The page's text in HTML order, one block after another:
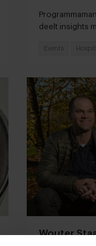
deelt insights
Events
Wouter